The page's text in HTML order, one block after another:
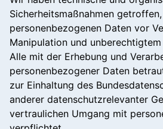
Sicherheitsmaßnahmen
personenbezogenen Daten vor
Manipulation und
Alle mit der Erhebung und
personenbezogener Daten
zur Einhaltung des
anderer datenschutzrelevanter
vertraulichen Umgang mit